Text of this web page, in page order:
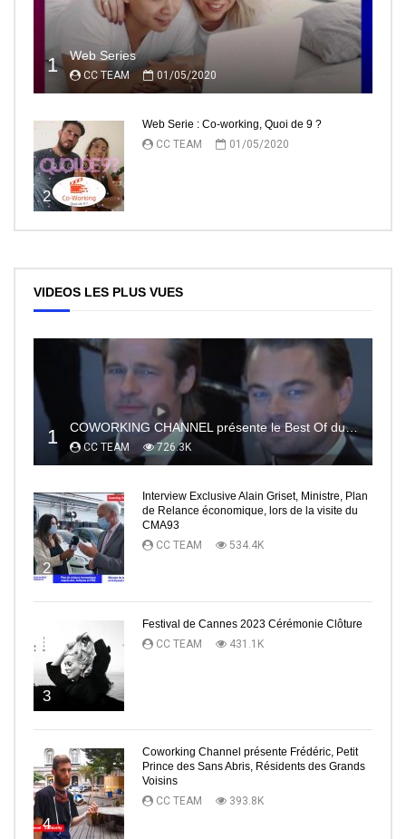
1 Web Series
CC TEAM 01/05/2020
2
Web Serie : Co-working, Quoi de 9 ?
CC TEAM
01/05/2020
VIDEOS LES PLUS VUES
1 COWORKING CHANNEL présente le Best Of du RedCarpet du Festival de Cannes
CC TEAM 726.3K
2
Interview Exclusive Alain Griset, Ministre, Plan
de Relance économique, lors de la visite du
CMA93
CC TEAM
534.4K
3
Festival de Cannes 2023 Cérémonie Clôture
CC TEAM
431.1K
4
Coworking Channel présente Frédéric, Petit
Prince des Sans Abris, Résidents des Grands
Voisins
CC TEAM
393.8K